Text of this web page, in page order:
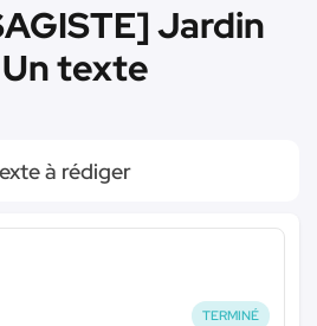
Jardin
texte
à rédiger
TERMINÉ